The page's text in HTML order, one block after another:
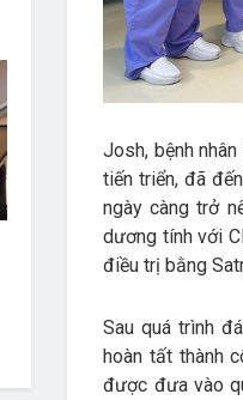
Josh, bệnh
tiến triển, đã
ngày càng trở
dương tính với
điều trị bằng
Sau quá trình
hoàn tất thành
được đưa vào